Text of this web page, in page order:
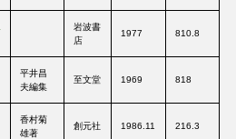
岩波書
店
1977 810.8
平井昌
夫編集
至文堂 1969 818
香村菊
雄著
創元社 1986.11 216.3